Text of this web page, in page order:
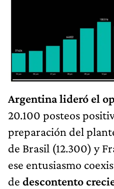
Argentina lideró el
20.100 posteos
preparación del
de Brasil (12.300) y
ese entusiasmo
de descontento